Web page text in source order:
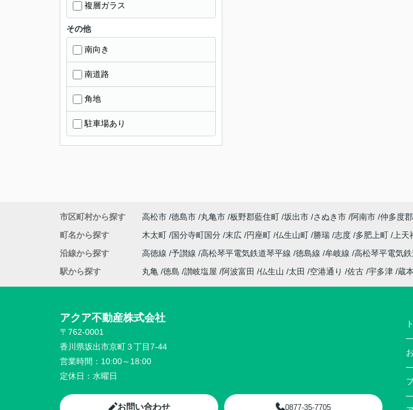
複層ガラス
その他
南向き
南道路
角地
駐車場あり
市区町村から探す 高松市 徳島市 丸亀市 板野郡藍住町 坂出市 さぬき市 阿南市 仲多度
町名から探す
木太町 国分寺町国分 末広 円座町 仏生山町 勝瑞 志度 多肥上町 上
沿線から探す
高徳線 予讃線 高松琴平電気鉄道琴平線 徳島線 牟岐線 高松琴平電気
駅から探す
丸亀 徳島 讃岐塩屋 阿波富田 仏生山 太田 空港通り 佐古 宇多津 蔵本
アクア不動産株式会社
〒762-0001
香川県坂出市京町３丁目7-44
営業時間： 10:00～18:00
定休日： 水曜日
お問い合わせ 0877-35-7705